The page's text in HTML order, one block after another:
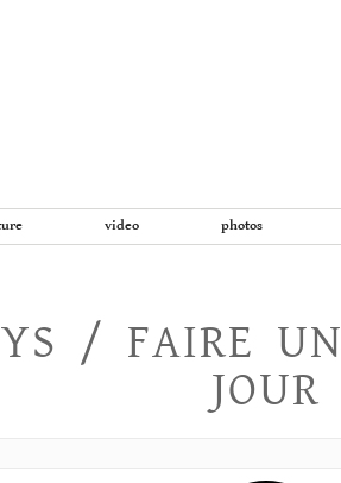
video photos
/ FAIRE
JOUR